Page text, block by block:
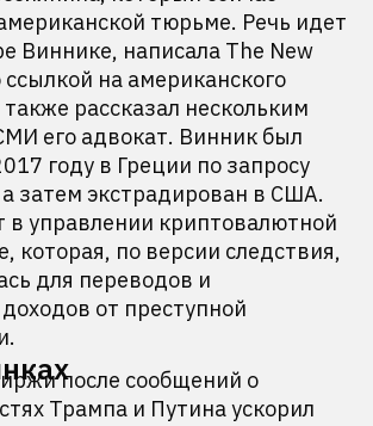
тюрьме. Речь идет
Виннике, написала The New
ссылкой на американского
рассказал нескольким
его адвокат. Винник был
году в Греции по запросу
затем экстрадирован в США.
в управлении криптовалютной
которая, по версии следствия,
для переводов и
от преступной
после сообщений о
Трампа и Путина ускорил